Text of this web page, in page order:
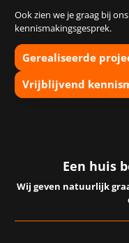
Ook zien we je graag bij
kennismakingsgesprek.
Gerealiseerde
Vrijblijvend
Een huis
Wij geven natuurlijk